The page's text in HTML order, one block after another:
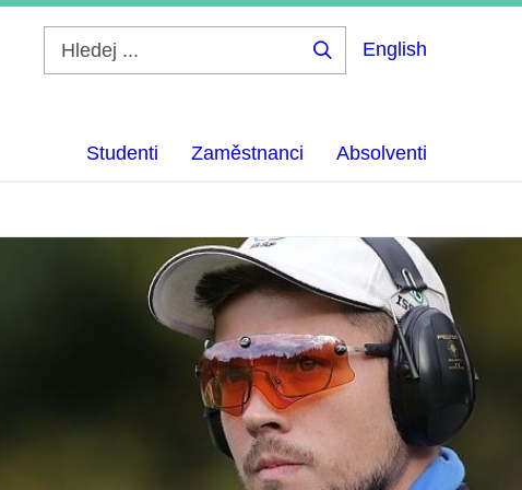
English
Studenti Zaměstnanci Absolventi